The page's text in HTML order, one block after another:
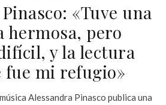
«Tuve una
hermosa, pero
y la lectura
fue mi refugio»
Alessandra Pinasco publica una